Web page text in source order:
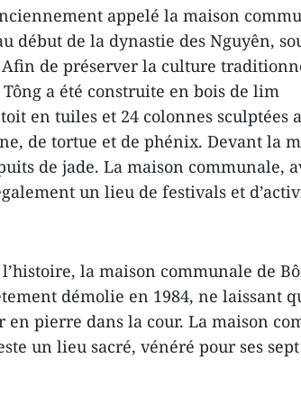
appelé la maison
début de la dynastie des Nguyên,
de préserver la culture
a été construite en bois de lim
en tuiles et 24 colonnes sculptées
de tortue et de phénix. Devant la
de jade. La maison communale,
un lieu de festivals et
la maison communale de
démolie en 1984, ne laissant
pierre dans la cour. La maison
un lieu sacré, vénéré pour ses